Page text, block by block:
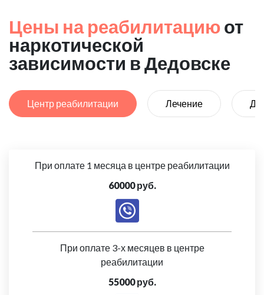
Цены на реабилитациюот
наркотической
зависимости в Дедовске
Центр реабилитации Лечение
При оплате 1 месяца в центре реабилитации
60000 руб.
При оплате 3-х месяцев в центре
реабилитации
55000 руб.